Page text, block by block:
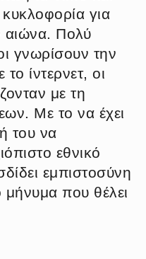
για
αιώνα. Πολύ
γνωρίσουν την
ίντερνετ, οι
με τη
Με το να έχει
του να
εθνικό
εμπιστοσύνη
μήνυμα που θέλει